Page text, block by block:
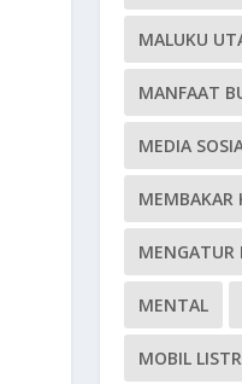
MALUKU
MANFAAT
MEDIA
MEMBAKAR
MENGATUR
MENTAL
MOBIL